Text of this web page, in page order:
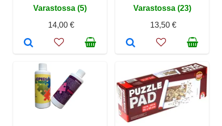
Varastossa (5)
14,00 €
Varastossa (23)
13,50 €